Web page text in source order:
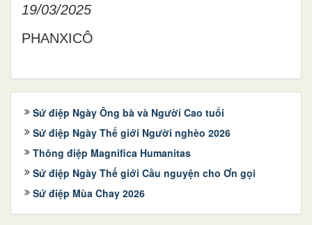
19/03/2025
PHANXICÔ
Sứ điệp Ngày Ông bà và Người Cao tuổi
Sứ điệp Ngày Thế giới Người nghèo 2026
Thông điệp Magnifica Humanitas
Sứ điệp Ngày Thế giới Cầu nguyện cho Ơn gọi
Sứ điệp Mùa Chay 2026